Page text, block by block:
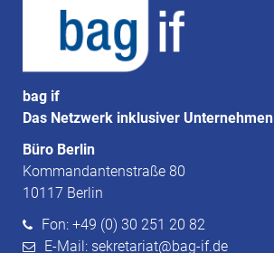
bag if
Das Netzwerk inklusiver Unternehmen
Büro Berlin
Kommandantenstraße 80
10117 Berlin
Fon: +49 (0) 30 251 20 82
E-Mail: sekretariat@bag-if.de